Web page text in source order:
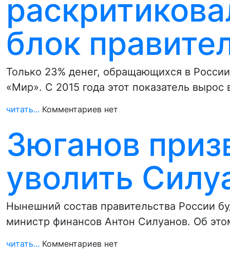
блок
Только 23% денег, обращающихся в
«Мир». С 2015 года этот показатель вырос
читать... Комментариев нет
Зюганов
уволить
Нынешний состав правительства России
министр финансов Антон Силуанов. Об
читать... Комментариев нет